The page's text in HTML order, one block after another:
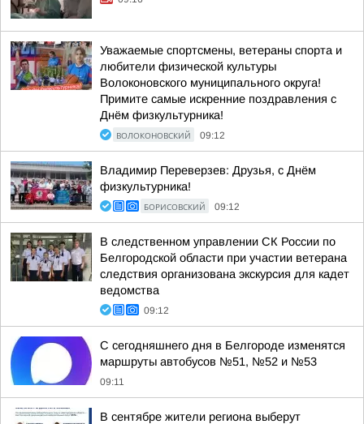
Уважаемые спортсмены, ветераны спорта и
любители физической культуры
Волоконовского муниципального округа!
Примите самые искренние поздравления с
Днём физкультурника!
ВОЛОКОНОВСКИЙ 09:12
Владимир Переверзев: Друзья, с Днём
физкультурника!
БОРИСОВСКИЙ 09:12
В следственном управлении СК России по
Белгородской области при участии ветерана
следствия организована экскурсия для кадет
ведомства
09:12
С сегодняшнего дня в Белгороде изменятся
маршруты автобусов №51, №52 и №53
09:11
В сентябре жители региона выберут